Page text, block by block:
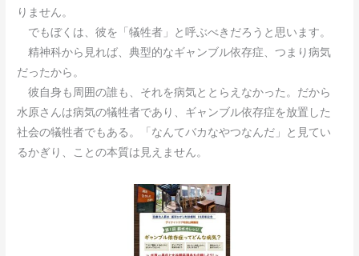
りません。
でもぼくは、彼を「犠牲者」と呼ぶべきだろうと思います。
精神科から見れば、典型的なギャンブル依存症、つまり病気
だったから。
彼自身も周囲の誰も、それを病気ととらえなかった。だから
水原さんは病気の犠牲者であり、ギャンブル依存症を放置した
社会の犠牲者でもある。「なんてバカなやつなんだ」と見てい
るかぎり、ことの本質は見えません。